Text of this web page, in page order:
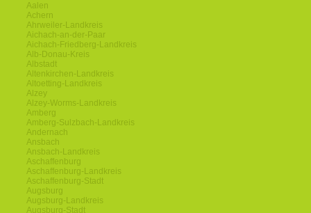
Aalen
Achern
Ahrweiler-Landkreis
Aichach-an-der-Paar
Aichach-Friedberg-Landkreis
Alb-Donau-Kreis
Albstadt
Altenkirchen-Landkreis
Altoetting-Landkreis
Alzey
Alzey-Worms-Landkreis
Amberg
Amberg-Sulzbach-Landkreis
Andernach
Ansbach
Ansbach-Landkreis
Aschaffenburg
Aschaffenburg-Landkreis
Aschaffenburg-Stadt
Augsburg
Augsburg-Landkreis
Augsburg-Stadt